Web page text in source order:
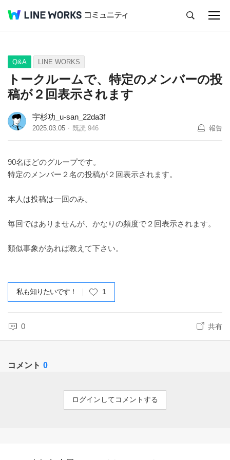
Q&A Tips Ideas
Q&A LINE WORKS
トークルームで、特定のメンバーの投
稿が２回表示されます
宇杉功_u-san_22da3f
2025.03.05 既読 946 報告
90名ほどのグループです。
特定のメンバー２名の投稿が２回表示されます。
本人は投稿は一回のみ。
毎回ではありませんが、かなりの頻度で２回表示されます。
類似事象があれば教えて下さい。
私も知りたいです！ 1
0 共有
コメント 0
ログインしてコメントする